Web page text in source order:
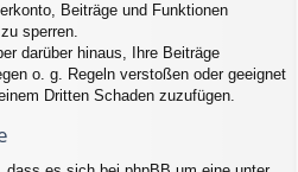
Beiträge und Funktionen
sperren.
darüber hinaus, Ihre Beiträge
o. g. Regeln verstoßen oder geeignet
Dritten Schaden zuzufügen.